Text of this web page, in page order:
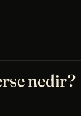
nedir?